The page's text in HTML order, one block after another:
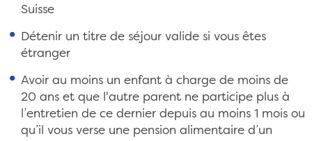
Suisse
Détenir un titre de séjour valide si vous êtes
étranger
Avoir au moins un enfant à charge de moins de
20 ans et que l'autre parent ne participe plus à
l’entretien de ce dernier depuis au moins 1 mois ou
qu’il vous verse une pension alimentaire d’un